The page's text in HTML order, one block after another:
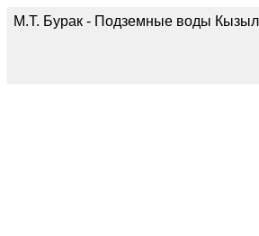
М.Т. Бурак - Подземные воды